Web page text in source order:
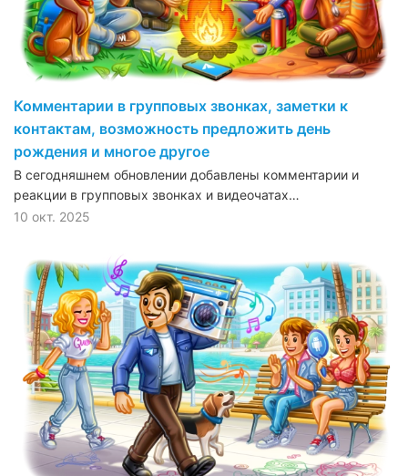
Комментарии в групповых звонках, заметки к
контактам, возможность предложить день
рождения и многое другое
В сегодняшнем обновлении добавлены комментарии и
реакции в групповых звонках и видеочатах…
10 окт. 2025